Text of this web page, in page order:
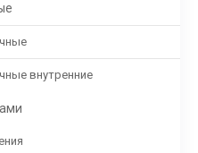
внутренние